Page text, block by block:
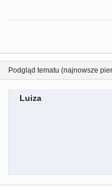
Podgląd tematu (najnowsze
Luiza